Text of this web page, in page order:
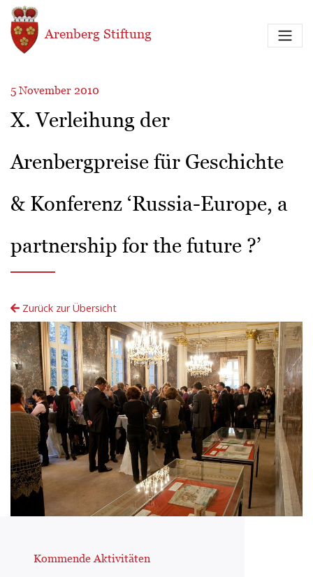
Direkt zum Inhalt
Arenberg Stiftung
5 November 2010
X. Verleihung der
Arenbergpreise für Geschichte
& Konferenz ‘Russia-Europe, a
partnership for the future ?’
Zurück zur Übersicht
Kommende Aktivitäten